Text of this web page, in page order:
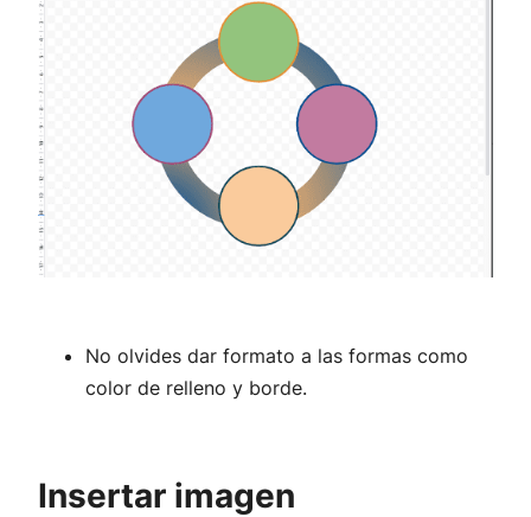
No olvides dar formato a las formas como
color de relleno y borde.
Insertar imagen